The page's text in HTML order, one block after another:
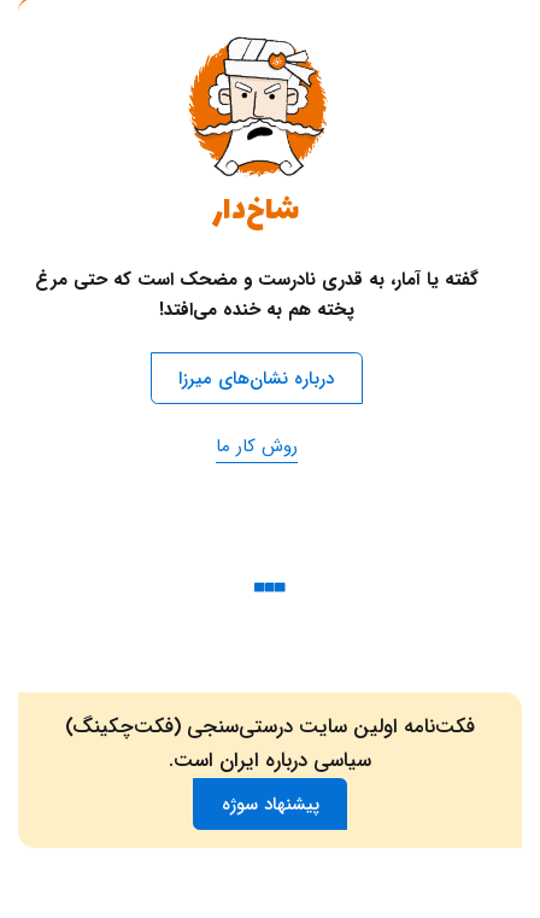
شاخ‌دار
گفته یا آمار، به قدری نادرست و مضحک است که حتی مرغ
پخته هم به خنده می‌افتد!
درباره نشان‌های میرزا
روش کار ما
فکت‌نامه اولین سایت درستی‌سنجی (فکت‌چکینگ)
سیاسی درباره ایران است.
پیشنهاد سوژه